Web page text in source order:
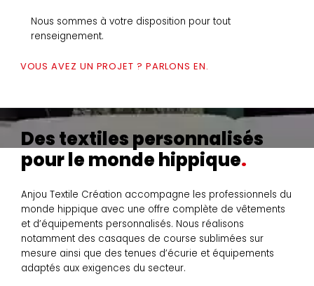
Nous sommes à votre disposition pour tout
renseignement.
VOUS AVEZ UN PROJET ? PARLONS EN.
Des textiles personnalisés
pour le monde hippique
Anjou Textile Création accompagne les professionnels du
monde hippique avec une offre complète de vêtements
et d’équipements personnalisés. Nous réalisons
notamment des casaques de course sublimées sur
mesure ainsi que des tenues d’écurie et équipements
adaptés aux exigences du secteur.